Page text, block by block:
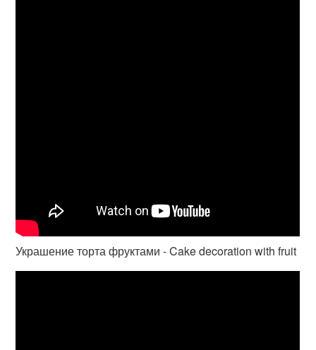
Украшение торта фруктами - Cake decoration with fruit